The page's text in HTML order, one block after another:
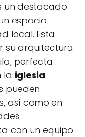
un destacado
espacio
local. Esta
su arquitectura
perfecta
la iglesia
pueden
así como en
con un equipo